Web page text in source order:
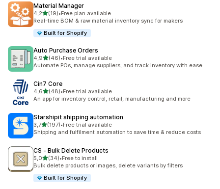
Material Manager
4,2z 5 hvězd
(19)
Celkový počet recenzí: 19
•Free plan available
Real-time BOM & raw material inventory sync for makers
Built for Shopify
Auto Purchase Orders
4,9z 5 hvězd
(46)
Celkový počet recenzí: 46
•Free trial available
Automate POs, manage suppliers, and track inventory with ease
Cin7 Core
4,6z 5 hvězd
(48)
Celkový počet recenzí: 48
•Free trial available
An app for inventory control, retail, manufacturing and more
Starshipit shipping automation
3,7z 5 hvězd
(197)
Celkový počet recenzí: 197
•Free trial available
Shipping and fulfilment automation to save time & reduce costs
CS ‑ Bulk Delete Products
5,0z 5 hvězd
(34)
Celkový počet recenzí: 34
•Free to install
Bulk delete products or images, delete variants by filters
Built for Shopify